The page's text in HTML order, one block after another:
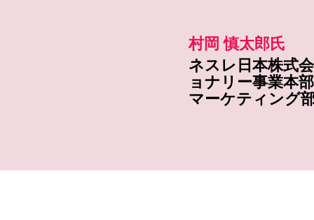
村岡 慎太郎氏
ネスレ日本株式
ョナリー事業本
マーケティング